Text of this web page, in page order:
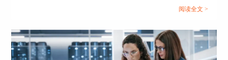
将直接影响整个分析流程的准确性与效率。对于初中级用户
的解决方法”常常是易出错、高频卡顿的问题节点。本文将
围绕这两个核心环节，进行实操级别的详细解析，并进一步
延伸说明IDA Pro如何借助Trace功能还原函数调用路径，以
阅读全文 >